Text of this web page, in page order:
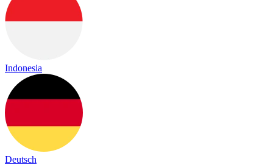
Indonesia
Deutsch